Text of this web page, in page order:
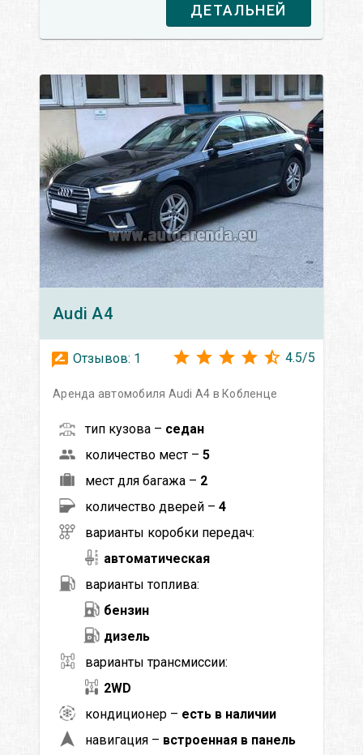
ДЕТАЛЬНЕЙ
Audi A4
Отзывов: 1 4.5/5
Аренда автомобиля Audi A4 в Кобленце
тип кузова – седан
количество мест – 5
мест для багажа – 2
количество дверей – 4
варианты коробки передач:
автоматическая
варианты топлива:
бензин
дизель
варианты трансмиссии:
2WD
кондиционер – есть в наличии
навигация – встроенная в панель